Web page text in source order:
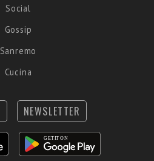
Social
Gossip
Sanremo
Cucina
NEWSLETTER